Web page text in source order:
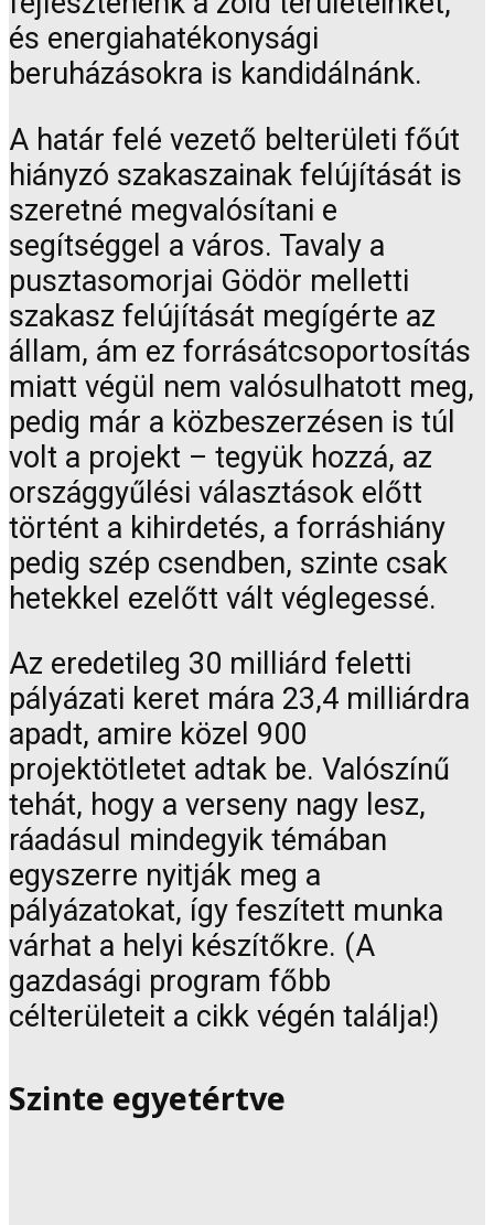
és energiahatékonysági
beruházásokra is kandidálnánk.
A határ felé vezető belterületi főút
hiányzó szakaszainak felújítását is
szeretné megvalósítani e
segítséggel a város. Tavaly a
pusztasomorjai Gödör melletti
szakasz felújítását megígérte az
állam, ám ez forrásátcsoportosítás
miatt végül nem valósulhatott meg,
pedig már a közbeszerzésen is túl
volt a projekt – tegyük hozzá, az
országgyűlési választások előtt
történt a kihirdetés, a forráshiány
pedig szép csendben, szinte csak
hetekkel ezelőtt vált véglegessé.
Az eredetileg 30 milliárd feletti
pályázati keret mára 23,4 milliárdra
apadt, amire közel 900
projektötletet adtak be. Valószínű
tehát, hogy a verseny nagy lesz,
ráadásul mindegyik témában
egyszerre nyitják meg a
pályázatokat, így feszített munka
várhat a helyi készítőkre. (A
gazdasági program főbb
célterületeit a cikk végén találja!)
Szinte egyetértve